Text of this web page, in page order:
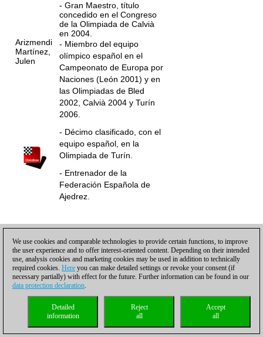
Arizmendi
Martínez,
Julen
- Gran Maestro, título
concedido en el Congreso
de la Olimpiada de Calvià
en 2004.
- Miembro del equipo
olímpico español en el
Campeonato de Europa por
Naciones (León 2001) y en
las Olimpiadas de Bled
2002, Calvià 2004 y Turín
2006.
- Décimo clasificado, con el
equipo español, en la
Olimpiada de Turín.
- Entrenador de la
Federación Española de
Ajedrez.
Castellanos
Rodríguez,
Renier
- Maestro Internacional
desde el año 2004
- Miembro del equipo
olímpico chileno en 2
ocasiones: Calviá 2004 y
Turín 2006.
Internacional ''Open
We use cookies and comparable technologies to provide certain functions, to improve
the user experience and to offer interest-oriented content. Depending on their intended
use, analysis cookies and marketing cookies may be used in addition to technically
required cookies. Here you can make detailed settings or revoke your consent (if
necessary partially) with effect for the future. Further information can be found in our
data protection declaration.
Accept
all
Reject
all
Detailed
information